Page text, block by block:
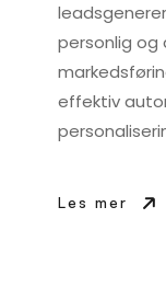
personlig
effektiv
Les mer